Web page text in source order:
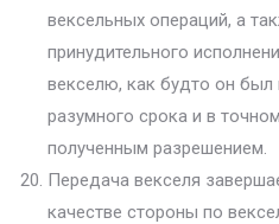
вексельных операций, а
принудительного
векселю, как будто он был
разумного срока и в
полученным разрешением.
Передача векселя
качестве стороны по